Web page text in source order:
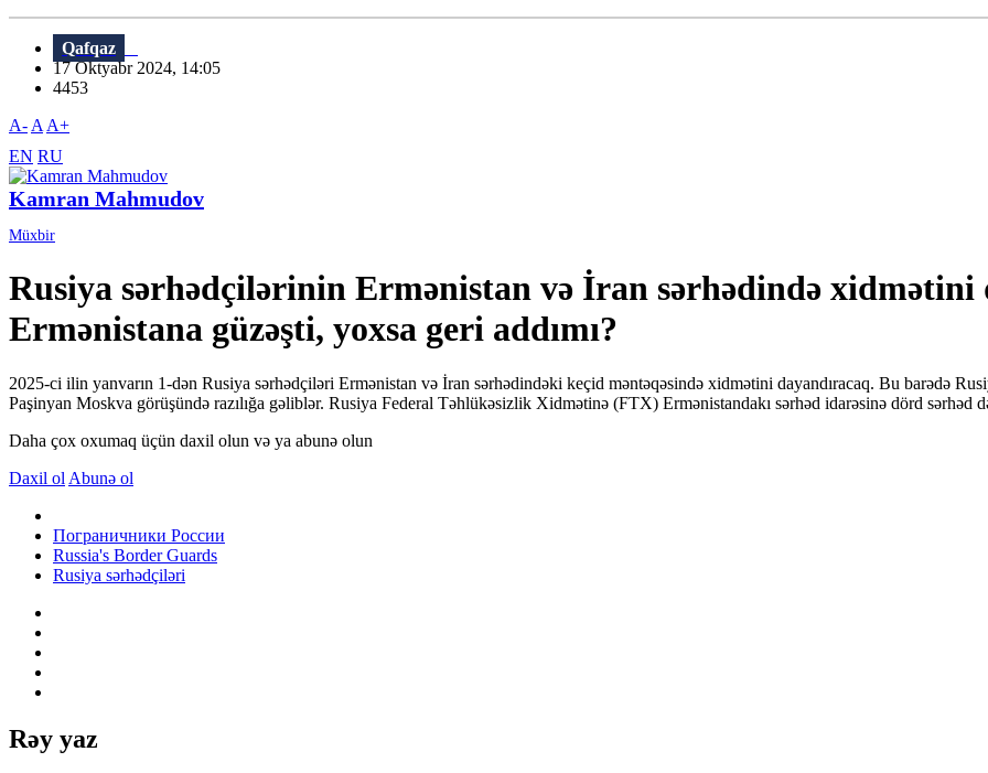
Qafqaz
17 Oktyabr 2024, 14:05
4453
A- A A+
EN RU
Kamran Mahmudov
Müxbir
Rusiya sərhədçilərinin Ermənistan və İran sərhədində xidmətini
Ermənistana güzəşti, yoxsa geri addımı?
2025-ci ilin yanvarın 1-dən Rusiya sərhədçiləri Ermənistan və İran sərhədindəki keçid məntəqəsində xidmətini dayandıracaq. Bu barədə
Paşinyan Moskva görüşündə razılığa gəliblər. Rusiya Federal Təhlükəsizlik Xidmətinə (FTX) Ermənistandakı sərhəd idarəsinə dörd
Daha çox oxumaq üçün daxil olun və ya abunə olun
Daxil ol Abunə ol
Пограничники России
Russia's Border Guards
Rusiya sərhədçiləri
Rəy yaz